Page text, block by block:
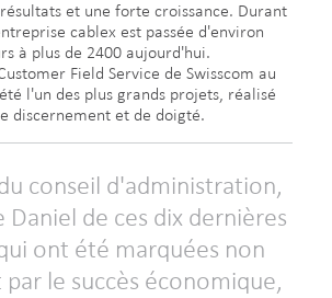
et une forte croissance. Durant
cablex est passée d'environ
à plus de 2400 aujourd'hui.
Field Service de Swisscom au
l'un des plus grands projets, réalisé
discernement et de doigté.
conseil d'administration,
Daniel de ces dix dernières
ont été marquées non
le succès économique,